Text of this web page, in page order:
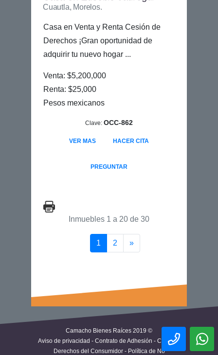
Cuautla, Morelos.
Casa en Venta y Renta Cesión de
Derechos ¡Gran oportunidad de
adquirir tu nuevo hogar ...
Venta: $5,200,000
Renta: $25,000
Pesos mexicanos
Clave: OCC-862
VER MAS HACER CITA
PREGUNTAR
Inmuebles 1 a 20 de 30
1 (current)
2 »Siguiente página
Camacho Bienes Raíces 2019 ©
Aviso de privacidad - Contrato de Adhesión - Carta de
Derechos del Consumidor- Política de No